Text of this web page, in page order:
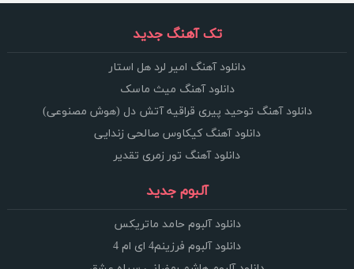
تک آهنگ جدید
دانلود آهنگ امیر لرد هل استار
دانلود آهنگ میث ماسک
دانلود آهنگ توحید پیری قراقیه آتش دل (هوش مصنوعی)
دانلود آهنگ کیکاوس صالحی زندایی
دانلود آهنگ تور زمری تقدیر
آلبوم جدید
دانلود آلبوم حامد ماتریکس
دانلود آلبوم فرزینم4 ای ام 4